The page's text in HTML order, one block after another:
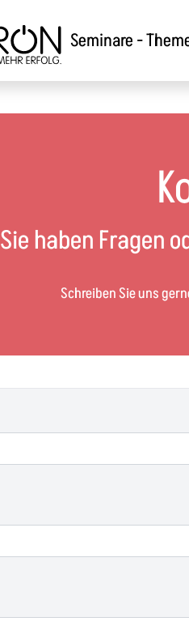
Seminare -
Sie haben Fragen
Schreiben Sie uns